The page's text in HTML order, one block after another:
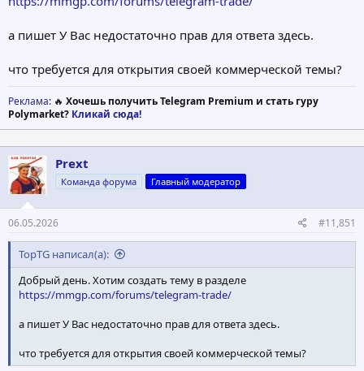
а пишет У Вас недостаточно прав для ответа здесь.
что требуется для открытия своей коммерческой темы?
Реклама: 🔥 Хочешь получить Telegram Premium и стать гуру
Polymarket? Кликай сюда!
Prext
Команда форума Главный модератор
06.05.2026 #11,851
TopTG написал(а):
Добрый день. Хотим создать тему в разделе
https://mmgp.com/forums/telegram-trade/
а пишет У Вас недостаточно прав для ответа здесь.
что требуется для открытия своей коммерческой темы?